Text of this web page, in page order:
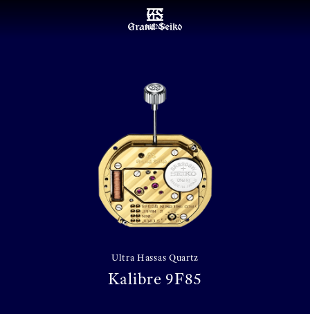
MENU
Ultra Hassas Quartz
Kalibre 9F85